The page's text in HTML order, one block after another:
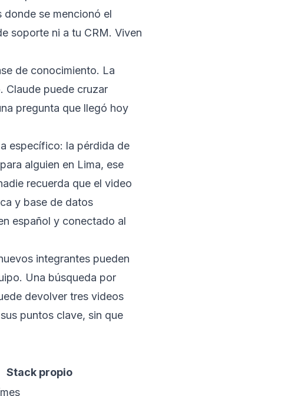
se mencionó el
soporte ni a tu CRM. Viven
de conocimiento. La
Claude puede cruzar
pregunta que llegó hoy
específico: la pérdida de
alguien en Lima, ese
recuerda que el video
y base de datos
español y conectado al
integrantes pueden
Una búsqueda por
devolver tres videos
puntos clave, sin que
Stack propio